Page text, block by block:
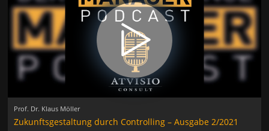
Prof. Dr. Klaus Möller
Zukunftsgestaltung durch Controlling – Ausgabe 2/2021